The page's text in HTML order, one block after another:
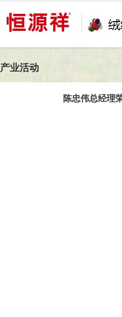
产业活动
陈忠伟总经理